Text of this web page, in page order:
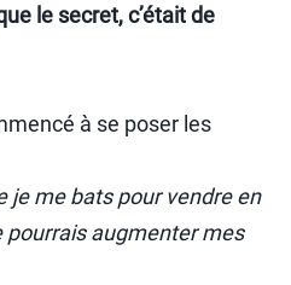
le secret, c’était de
à se poser les
je me bats pour vendre en
pourrais augmenter mes